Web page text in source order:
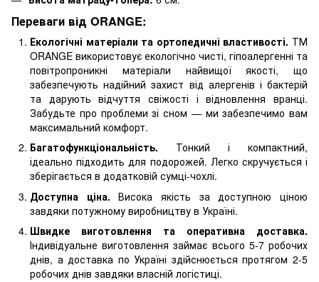
Переваги від ORANGE:
Екологічні матеріали та ортопедичні властивості. ТМ
ORANGE використовує екологічно чисті, гіпоалергенні та
повітропроникні матеріали найвищої якості, що
забезпечують надійний захист від алергенів і бактерій
та дарують відчуття свіжості і відновлення вранці.
Забудьте про проблеми зі сном — ми забезпечимо вам
максимальний комфорт.
Багатофункціональність. Тонкий і компактний,
ідеально підходить для подорожей. Легко скручується і
зберігається в додатковій сумці-чохлі.
Доступна ціна. Висока якість за доступною ціною
завдяки потужному виробництву в Україні.
Швидке виготовлення та оперативна доставка.
Індивідуальне виготовлення займає всього 5-7 робочих
днів, а доставка по Україні здійснюється протягом 2-5
робочих днів завдяки власній логістиці.